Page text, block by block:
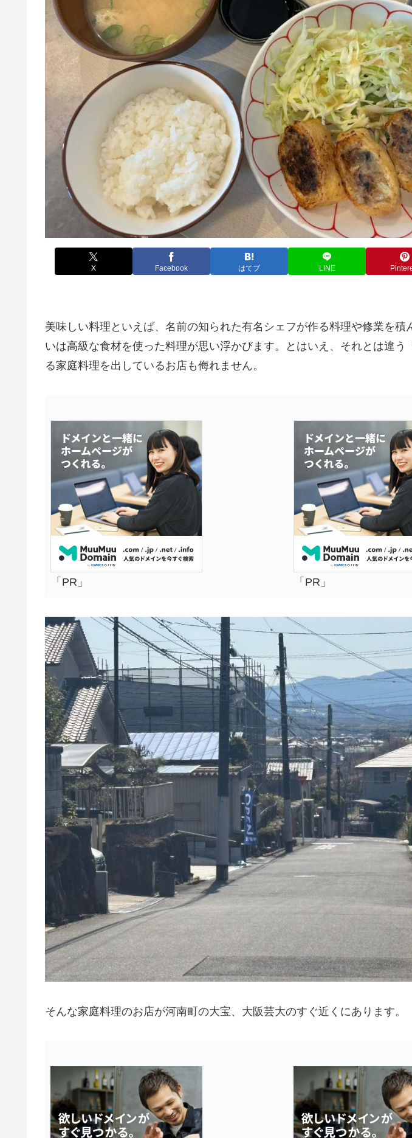
X Facebook はてブ LINE
美味しい料理といえば、名前の知られた有名シェフが作る料理や修業を積
いは高級な食材を使った料理が思い浮かびます。とはいえ、それとは違う
る家庭料理を出しているお店も侮れません。
「PR」 「PR」
そんな家庭料理のお店が河南町の大宝、大阪芸大のすぐ近くにあります。